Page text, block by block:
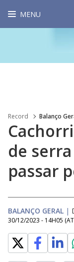
MENU
Record Balanço
de
passar
BALANÇO GERAL |
30/12/2023 - 14H05